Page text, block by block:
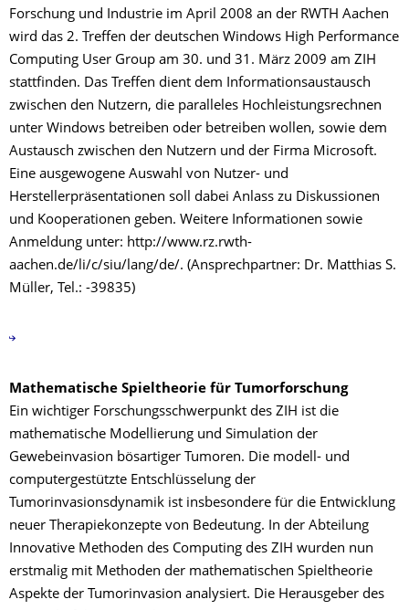
Forschung und Industrie im April 2008 an der RWTH Aachen
wird das 2. Treffen der deutschen Windows High Performance
Computing User Group am 30. und 31. März 2009 am ZIH
stattfinden. Das Treffen dient dem Informationsaustausch
zwischen den Nutzern, die paralleles Hochleistungsrechnen
unter Windows betreiben oder betreiben wollen, sowie dem
Austausch zwischen den Nutzern und der Firma Microsoft.
Eine ausgewogene Auswahl von Nutzer- und
Herstellerpräsentationen soll dabei Anlass zu Diskussionen
und Kooperationen geben. Weitere Informationen sowie
Anmeldung unter: http://www.rz.rwth-
aachen.de/li/c/siu/lang/de/. (Ansprechpartner: Dr. Matthias S.
Müller, Tel.: -39835)
Mathematische Spieltheorie für Tumorforschung
Ein wichtiger Forschungsschwerpunkt des ZIH ist die
mathematische Modellierung und Simulation der
Gewebeinvasion bösartiger Tumoren. Die modell- und
computergestützte Entschlüsselung der
Tumorinvasionsdynamik ist insbesondere für die Entwicklung
neuer Therapiekonzepte von Bedeutung. In der Abteilung
Innovative Methoden des Computing des ZIH wurden nun
erstmalig mit Methoden der mathematischen Spieltheorie
Aspekte der Tumorinvasion analysiert. Die Herausgeber des